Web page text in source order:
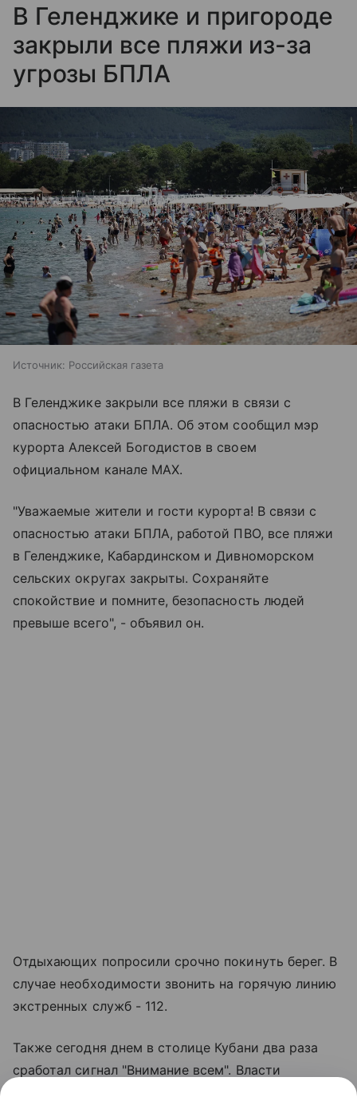
В Геленджике и пригороде
закрыли все пляжи из-за
угрозы БПЛА
Источник: Российская газета
В Геленджике закрыли все пляжи в связи с
опасностью атаки БПЛА. Об этом сообщил мэр
курорта Алексей Богодистов в своем
официальном канале MAX.
"Уважаемые жители и гости курорта! В связи с
опасностью атаки БПЛА, работой ПВО, все пляжи
в Геленджике, Кабардинском и Дивноморском
сельских округах закрыты. Сохраняйте
спокойствие и помните, безопасность людей
превыше всего", - объявил он.
Отдыхающих попросили срочно покинуть берег. В
случае необходимости звонить на горячую линию
экстренных служб - 112.
Также сегодня днем в столице Кубани два раза
сработал сигнал "Внимание всем". Власти